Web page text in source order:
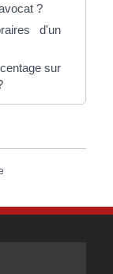
?
d'un
sur